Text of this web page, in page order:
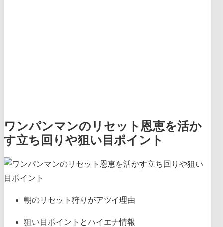
ワンパンマンのリセット恩恵を活か
す立ち回りや狙い目ポイント
朝のリセット狩りがアツイ理由
狙い目ポイントとハイエナ情報